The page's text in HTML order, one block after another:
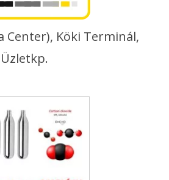
Center), Köki Terminál,